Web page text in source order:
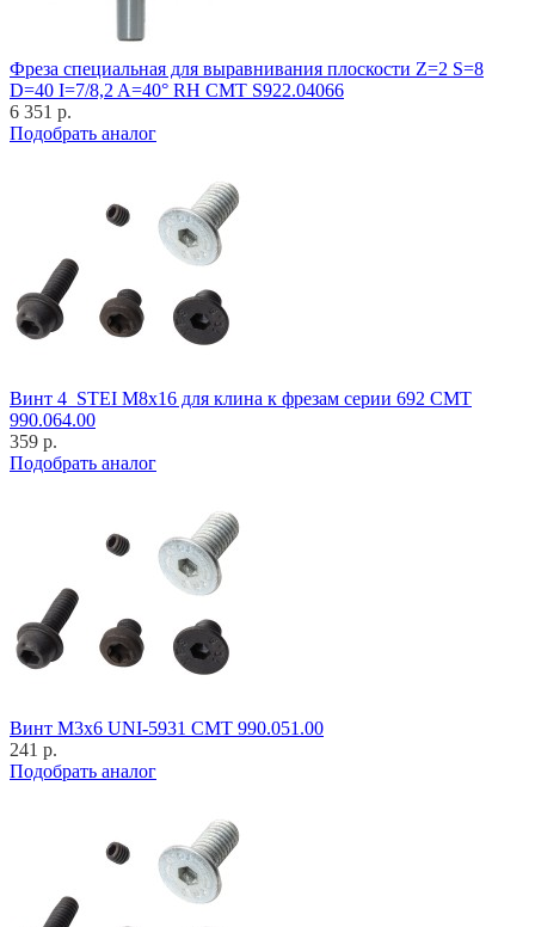
Фреза специальная для выравнивания плоскости Z=2 S=8
D=40 I=7/8,2 A=40° RH CMT S922.04066
6 351 р.
Подобрать аналог
Винт 4_STEI M8x16 для клина к фрезам серии 692 CMT
990.064.00
359 р.
Подобрать аналог
Винт M3x6 UNI-5931 CMT 990.051.00
241 р.
Подобрать аналог